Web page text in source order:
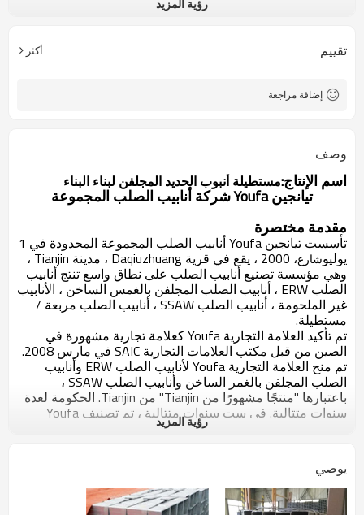
في حزم مع حزمة التصدير البلاستيكية
رؤية المزيد
تقييم أكثر
إضافة مراجعة
وصف
اسم الإنتاج:مستطيلة أنبوب الحديد المجلفن لبناء البناء
تيانجين Youfa شركة أنابيب الصلب المجموعة
مقدمة مختصرة
تأسست تيانجين Youfa أنابيب الصلب المجموعة المحدودة في 1
يوليوشارع ، 2000 ، يقع في قرية Daqiuzhuang ، مدينة Tianjin ،
وهي مؤسسة تصنيع أنابيب الصلب على نطاق واسع تنتج أنابيب
الصلب ERW ، أنابيب الصلب المجلفن بالغمس الساخن ، الأنابيب
غير الملحومة ، أنابيب الصلب SSAW ، أنابيب الصلب مربعة /
مستطيلة.
تم تأكيد العلامة التجارية Youfa كعلامة تجارية مشهورة في
الصين من قبل مكتب العلامات التجارية SAIC في مارس 2008.
تم منح العلامة التجارية Youfa لأنابيب الصلب ERW وأنابيب
الصلب المجلفن بالغمر الساخن وأنابيب الصلب SSAW ،
باعتبارها "منتجًا مشهورًا من Tianjin" من Tianjin. الحكومة لعدة
سنوات متتالية. في ست سنوات متتالية ، تم تصنيف Youfa
Group كأفضل 500 شركة في الصين في نفس الصناعة ،
3 في قائمة أفضل 100 شركة خاصة في Tianjin.
نظرة عامة على مطحنة لدينا:
رؤية المزيد
يوصي